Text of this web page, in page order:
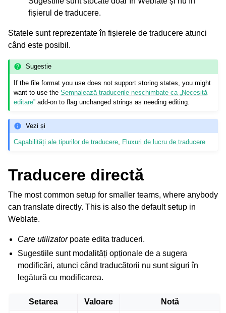
fișierul de traducere.
Statele sunt reprezentate în fișierele de traducere atunci
când este posibil.
Sugestie
If the file format you use does not support storing states, you might
want to use theSemnalează traducerile neschimbate ca „Necesită
editare” add-on to flag unchanged strings as needing editing.
Vezi și
Capabilități ale tipurilor de traducere, Fluxuri de lucru de traducere
Traducere directă
The most common setup for smaller teams, where anybody
can translate directly. This is also the default setup in
Weblate.
Care utilizatorpoate edita traduceri.
Sugestiile sunt modalități opționale de a sugera
modificări, atunci când traducătorii nu sunt siguri în
legătură cu modificarea.
Setarea Valoare
Notă